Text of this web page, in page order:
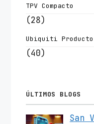
TPV Compacto
(28)
Ubiquiti
(40)
ÚLTIMOS BLOGS
San